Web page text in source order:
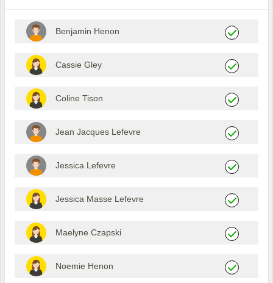
Benjamin Henon
Cassie Gley
Coline Tison
Jean Jacques Lefevre
Jessica Lefevre
Jessica Masse Lefevre
Maelyne Czapski
Noemie Henon